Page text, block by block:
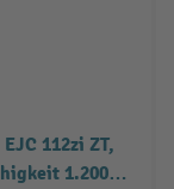
112zi ZT,
1.200